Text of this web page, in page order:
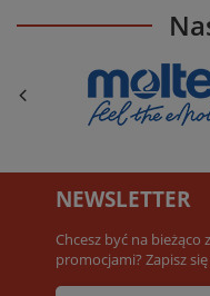
NEWSLETTER
Chcesz być na
promocjami? Zapisz